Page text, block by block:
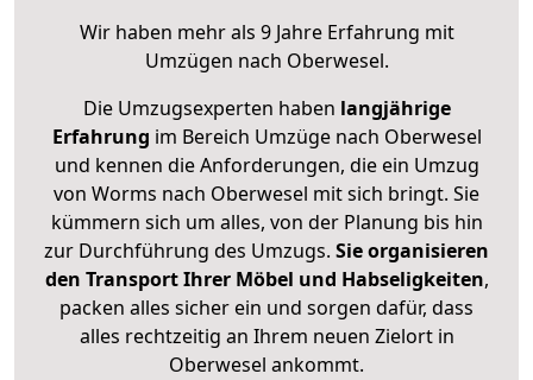
Wir haben mehr als 9 Jahre Erfahrung mit
Umzügen nach Oberwesel.
Die Umzugsexperten haben langjährige
Erfahrung im Bereich Umzüge nach Oberwesel
und kennen die Anforderungen, die ein Umzug
von Worms nach Oberwesel mit sich bringt. Sie
kümmern sich um alles, von der Planung bis hin
zur Durchführung des Umzugs. Sie organisieren
den Transport Ihrer Möbel und Habseligkeiten,
packen alles sicher ein und sorgen dafür, dass
alles rechtzeitig an Ihrem neuen Zielort in
Oberwesel ankommt.